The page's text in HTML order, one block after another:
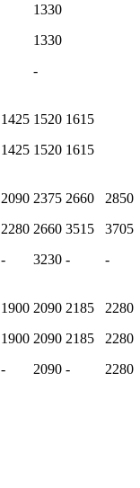
1330
1330
-
1425
1425
1520
1520
1615
1615
2090
2280
-
2375
2660
3230
2660
3515
-
2850
3705
-
1900
1900
-
2090
2090
2090
2185
2185
-
2280
2280
2280